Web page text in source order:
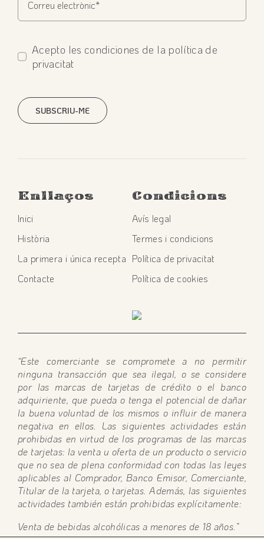
Enllaços
Inici
Història
La primera i única recepta
Contacte
Condicions
Avís legal
Termes i condicions
Política de privacitat
Política de cookies
Acepto les condiciones de la política de
privacitat
SUBSCRIU-ME
“Este comerciante se compromete a no permitir
ninguna transacción que sea ilegal, o se considere
por las marcas de tarjetas de crédito o el banco
adquiriente, que pueda o tenga el potencial de dañar
la buena voluntad de los mismos o influir de manera
negativa en ellos. Las siguientes actividades están
prohibidas en virtud de los programas de las marcas
de tarjetas: la venta u oferta de un producto o servicio
que no sea de plena conformidad con todas las leyes
aplicables al Comprador, Banco Emisor, Comerciante,
Titular de la tarjeta, o tarjetas. Además, las siguientes
actividades también están prohibidas explícitamente:
Venta de bebidas alcohólicas a menores de 18 años.”